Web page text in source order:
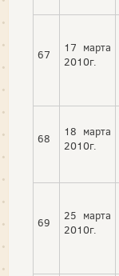
67
17 марта
2010г.
68
18 марта
2010г.
69
25 марта
2010г.